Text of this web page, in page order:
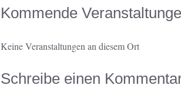
Kommende
Keine Veranstaltungen an diesem Ort
Schreibe einen